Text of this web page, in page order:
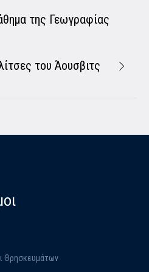
της Γεωγραφίας
του Άουσβιτς
Θρησκευμάτων